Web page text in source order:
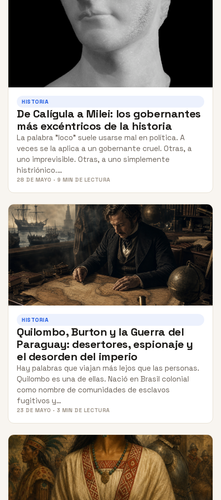
HISTORIA
De Calígula a Milei: los gobernantes
más excéntricos de la historia
La palabra "loco" suele usarse mal en política. A
veces se la aplica a un gobernante cruel. Otras, a
uno imprevisible. Otras, a uno simplemente
histriónico.…
28 DE MAYO · 9 MIN DE LECTURA
HISTORIA
Quilombo, Burton y la Guerra del
Paraguay: desertores, espionaje y
el desorden del imperio
Hay palabras que viajan más lejos que las personas.
Quilombo es una de ellas. Nació en Brasil colonial
como nombre de comunidades de esclavos
fugitivos y…
23 DE MAYO · 3 MIN DE LECTURA